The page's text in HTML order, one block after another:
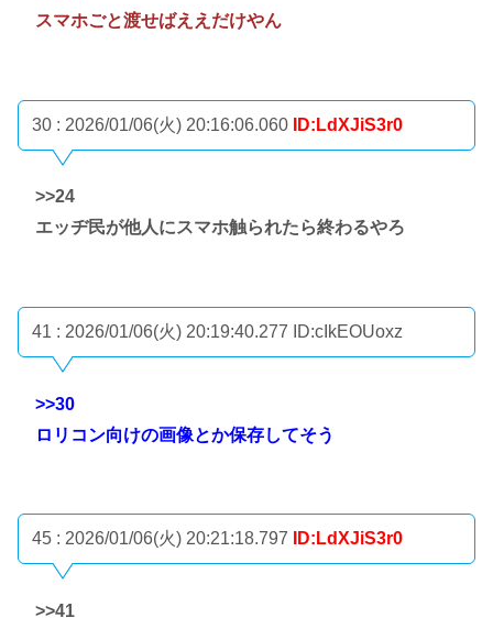
スマホごと渡せばええだけやん
30 : 2026/01/06(火) 20:16:06.060 ID:LdXJiS3r0
>>24
エッヂ民が他人にスマホ触られたら終わるやろ
41 : 2026/01/06(火) 20:19:40.277 ID:cIkEOUoxz
>>30
ロリコン向けの画像とか保存してそう
45 : 2026/01/06(火) 20:21:18.797 ID:LdXJiS3r0
>>41